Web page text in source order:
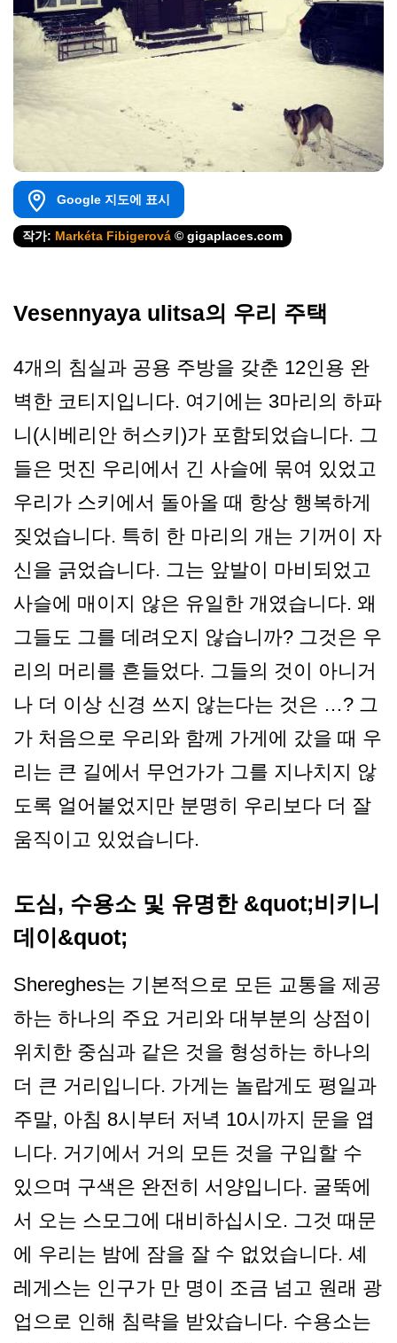
Google 지도에 표시
작가: Markéta Fibigerová © gigaplaces.com
Vesennyaya ulitsa의 우리 주택
4개의 침실과 공용 주방을 갖춘 12인용 완
벽한 코티지입니다. 여기에는 3마리의 하파
니(시베리안 허스키)가 포함되었습니다. 그
들은 멋진 우리에서 긴 사슬에 묶여 있었고
우리가 스키에서 돌아올 때 항상 행복하게
짖었습니다. 특히 한 마리의 개는 기꺼이 자
신을 긁었습니다. 그는 앞발이 마비되었고
사슬에 매이지 않은 유일한 개였습니다. 왜
그들도 그를 데려오지 않습니까? 그것은 우
리의 머리를 흔들었다. 그들의 것이 아니거
나 더 이상 신경 쓰지 않는다는 것은 …? 그
가 처음으로 우리와 함께 가게에 갔을 때 우
리는 큰 길에서 무언가가 그를 지나치지 않
도록 얼어붙었지만 분명히 우리보다 더 잘
움직이고 있었습니다.
도심, 수용소 및 유명한 &quot;비키니
데이&quot;
Shereghes는 기본적으로 모든 교통을 제공
하는 하나의 주요 거리와 대부분의 상점이
위치한 중심과 같은 것을 형성하는 하나의
더 큰 거리입니다. 가게는 놀랍게도 평일과
주말, 아침 8시부터 저녁 10시까지 문을 엽
니다. 거기에서 거의 모든 것을 구입할 수
있으며 구색은 완전히 서양입니다. 굴뚝에
서 오는 스모그에 대비하십시오. 그것 때문
에 우리는 밤에 잠을 잘 수 없었습니다. 셰
레게스는 인구가 만 명이 조금 넘고 원래 광
업으로 인해 침략을 받았습니다. 수용소는